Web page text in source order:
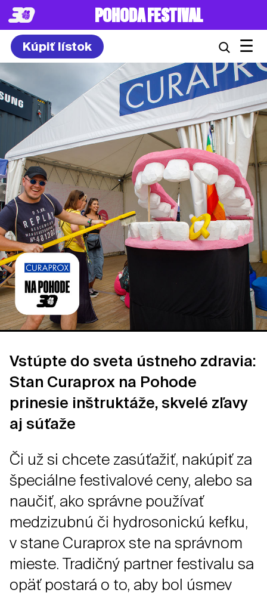
8. – 10.7.2027
Kúpiť lístok ☰
Vstúpte do sveta ústneho zdravia:
Stan Curaprox na Pohode
prinesie inštruktáže, skvelé zľavy
aj súťaže
Či už si chcete zasúťažiť, nakúpiť za
špeciálne festivalové ceny, alebo sa
naučiť, ako správne používať
medzizubnú či hydrosonickú kefku,
v stane Curaprox ste na správnom
mieste. Tradičný partner festivalu sa
opäť postará o to, aby bol úsmev